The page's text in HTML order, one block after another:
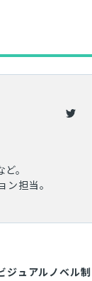
。
担当。
ジュアルノベル制